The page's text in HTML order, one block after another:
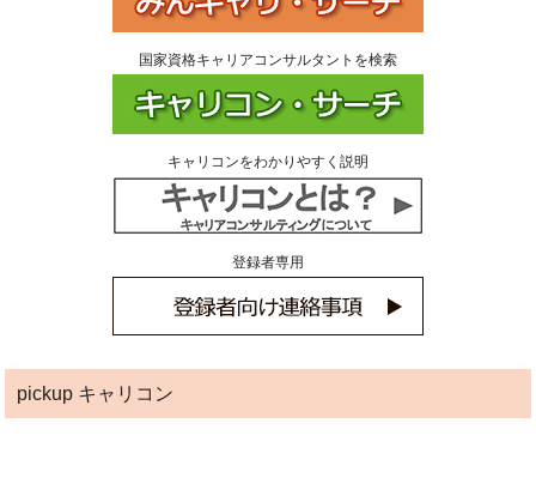
国家資格キャリアコンサルタントを検索
キャリコンをわかりやすく説明
登録者専用
pickup キャリコン